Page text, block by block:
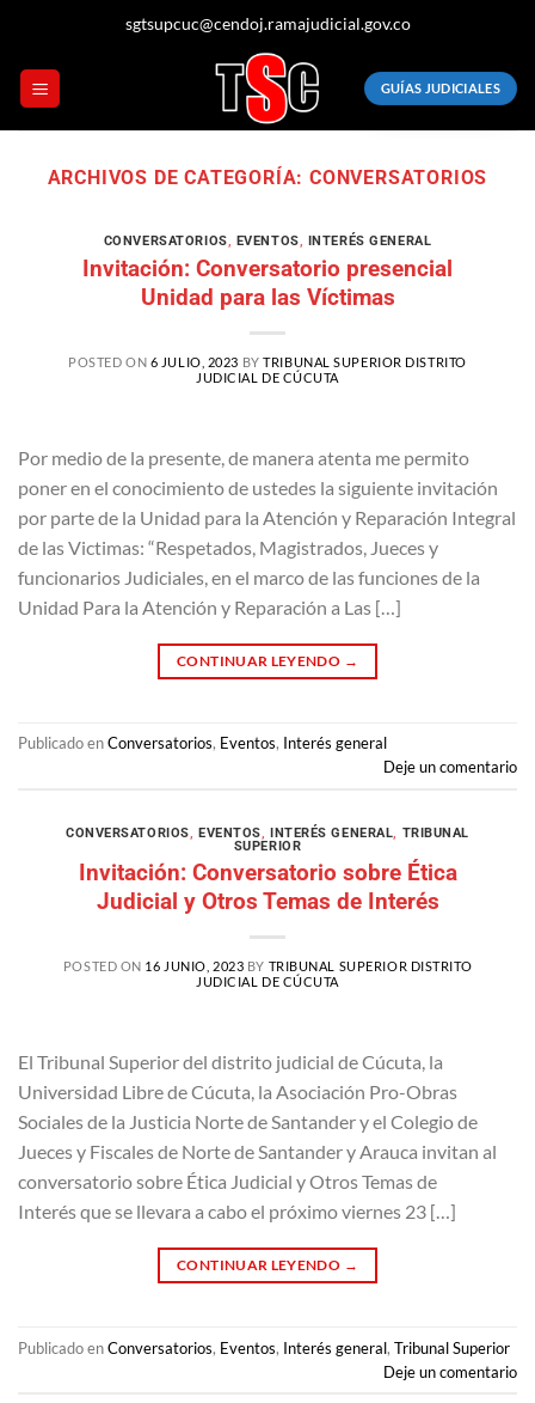
contenido
sgtsupcuc@cendoj.ramajudicial.gov.co
GUÍAS JUDICIALES
ARCHIVOS DE CATEGORÍA:CONVERSATORIOS
CONVERSATORIOS, EVENTOS, INTERÉS GENERAL
Invitación: Conversatorio presencial
Unidad para las Víctimas
POSTED ON 6 JULIO, 2023 BYTRIBUNAL SUPERIOR DISTRITO
JUDICIAL DE CÚCUTA
Por medio de la presente, de manera atenta me permito
poner en el conocimiento de ustedes la siguiente invitación
por parte de la Unidad para la Atención y Reparación Integral
de las Victimas: “Respetados, Magistrados, Jueces y
funcionarios Judiciales, en el marco de las funciones de la
Unidad Para la Atención y Reparación a Las […]
CONTINUAR LEYENDO →
Publicado enConversatorios, Eventos, Interés general
Deje un comentario
CONVERSATORIOS, EVENTOS, INTERÉS GENERAL, TRIBUNAL
SUPERIOR
Invitación: Conversatorio sobre Ética
Judicial y Otros Temas de Interés
POSTED ON 16 JUNIO, 2023 BY TRIBUNAL SUPERIOR DISTRITO
JUDICIAL DE CÚCUTA
El Tribunal Superior del distrito judicial de Cúcuta, la
Universidad Libre de Cúcuta, la Asociación Pro-Obras
Sociales de la Justicia Norte de Santander y el Colegio de
Jueces y Fiscales de Norte de Santander y Arauca invitan al
conversatorio sobre Ética Judicial y Otros Temas de
Interés que se llevara a cabo el próximo viernes 23 […]
CONTINUAR LEYENDO →
Publicado enConversatorios, Eventos, Interés general, Tribunal Superior
Deje un comentario